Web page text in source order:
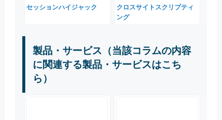
セッションハイジャック
クロスサイトスクリプティ
ング
製品・サービス（当該コラムの内容
に関連する製品・サービスはこち
ら）